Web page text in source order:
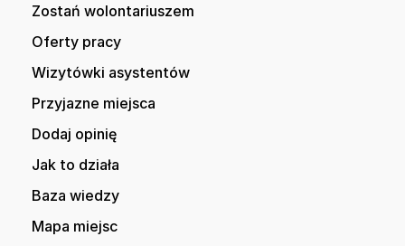
Zostań wolontariuszem
Oferty pracy
Wizytówki asystentów
Przyjazne miejsca
Dodaj opinię
Jak to działa
Baza wiedzy
Mapa miejsc